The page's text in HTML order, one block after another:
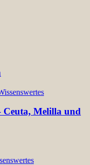
Ceuta, Melilla und